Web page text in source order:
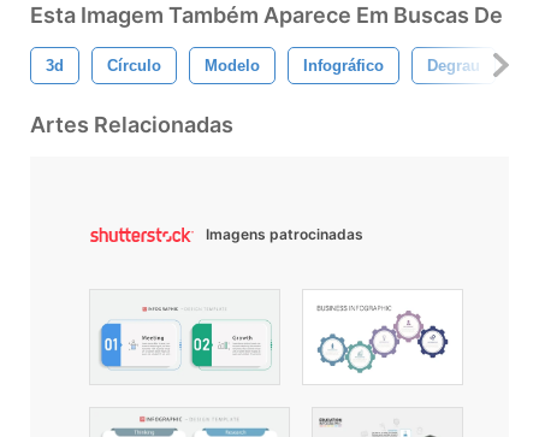
Esta Imagem Também Aparece Em Buscas De
3d Círculo Modelo Infográfico Degrau
Artes Relacionadas
Imagens patrocinadas